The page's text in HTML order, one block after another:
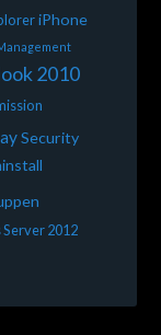
iPhone
2010
Security
2012